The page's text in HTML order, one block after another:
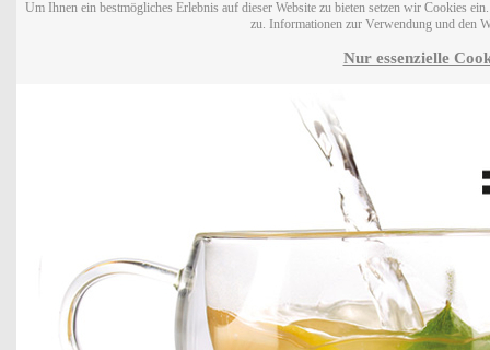
Um Ihnen ein bestmögliches Erlebnis auf dieser Website zu bieten setzen wir Cookies
zu. Informationen zur Verwendung und den
Nur essenzielle